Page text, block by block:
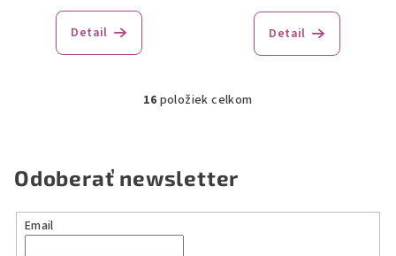
hodnotenie
produktu
Detail Detail
O
á
d
a
16 položiek celkom
Odoberať newsletter
Email